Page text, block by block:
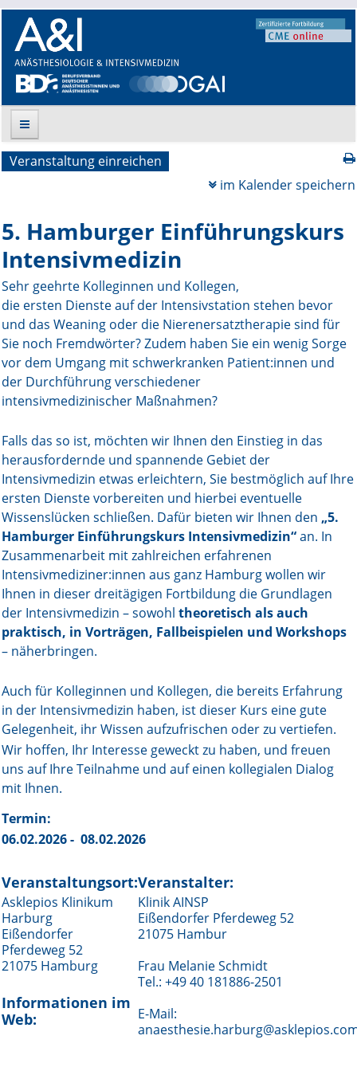
Suche
Leitlinien
Archiv
Supplements
Supplements OrphanAnesthesia
Online First
Mediadaten
Autoren-Service
Bestell-Service
Stellenmarkt
Kongresskalender
Veranstaltung einreichen
im Kalender speichern
5. Hamburger Einführungskurs
Intensivmedizin
Sehr geehrte Kolleginnen und Kollegen,
die ersten Dienste auf der Intensivstation stehen bevor
und das Weaning oder die Nierenersatztherapie sind für
Sie noch Fremdwörter? Zudem haben Sie ein wenig Sorge
vor dem Umgang mit schwerkranken Patient:innen und
der Durchführung verschiedener
intensivmedizinischer Maßnahmen?
Falls das so ist, möchten wir Ihnen den Einstieg in das
herausfordernde und spannende Gebiet der
Intensivmedizin etwas erleichtern, Sie bestmöglich auf Ihre
ersten Dienste vorbereiten und hierbei eventuelle
Wissenslücken schließen. Dafür bieten wir Ihnen den „5.
Hamburger Einführungskurs Intensivmedizin“an. In
Zusammenarbeit mit zahlreichen erfahrenen
Intensivmediziner:innen aus ganz Hamburg wollen wir
Ihnen in dieser dreitägigen Fortbildung die Grundlagen
der Intensivmedizin – sowohl theoretisch als auch
praktisch, in Vorträgen, Fallbeispielen und Workshops
– näherbringen.
Auch für Kolleginnen und Kollegen, die bereits Erfahrung
in der Intensivmedizin haben, ist dieser Kurs eine gute
Gelegenheit, ihr Wissen aufzufrischen oder zu vertiefen.
Wir hoffen, Ihr Interesse geweckt zu haben, und freuen
uns auf Ihre Teilnahme und auf einen kollegialen Dialog
mit Ihnen.
Termin:
06.02.2026 - 08.02.2026
Veranstaltungsort:
Asklepios Klinikum
Harburg
Eißendorfer
Pferdeweg 52
21075 Hamburg
Informationen im
Web:
Veranstalter:
Klinik AINSP
Eißendorfer Pferdeweg 52
21075 Hambur
Frau Melanie Schmidt
Tel.: +49 40 181886-2501
E-Mail: